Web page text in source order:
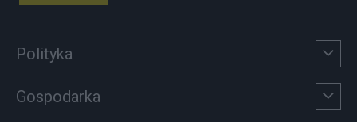
Polityka
Gospodarka